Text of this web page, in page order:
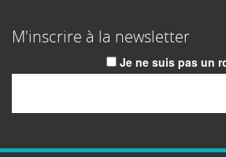
M'inscrire à la newsletter
Je ne suis pas un